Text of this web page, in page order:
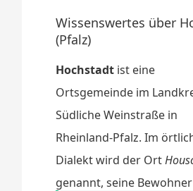
Wissenswertes über
(Pfalz)
Hochstadt ist eine
Ortsgemeinde im
Südliche Weinstraße in
Rheinland-Pfalz. Im
Dialekt wird der Ort
genannt, seine Bewohner